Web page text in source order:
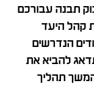
תבנה עבורכם
קהל היעד
הנדרשים
להביא את
תהליך